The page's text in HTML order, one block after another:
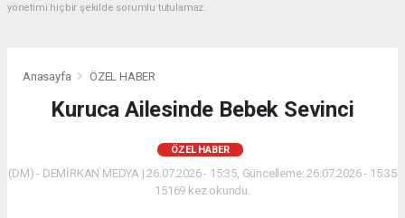
yönetimi hiçbir şekilde sorumlu tutulamaz.
Anasayfa ÖZEL HABER
Kuruca Ailesinde Bebek Sevinci
ÖZEL HABER
(DM) - DEMİRKAN MEDYA | 26.07.2026 - 15:35, Güncelleme: 26.07.2026 - 15:35
15169 kez okundu.